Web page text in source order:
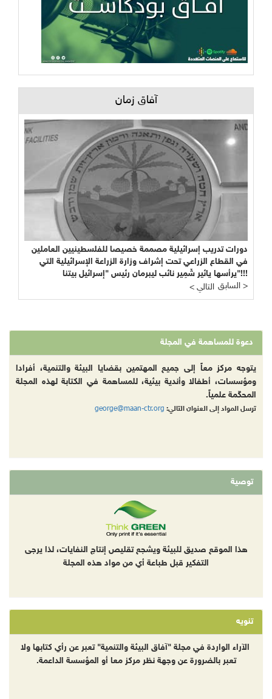
آفاق زمان
دورات تدريب إسرائيلية مصممة خصيصا للفلسطينيين العاملين
في القطاع الزراعي تحت إشراف وزارة الزراعة الإسرائيلية التي
يرأسها يائير شَمِير نائب ليبرمان رئيس "إسرائيل بيتنا"!!!
< التالي
السابق >
دعوة للمساهمة في المجلة
يتوجه مركز معاً إلى جميع المهتمين بقضايا البيئة والتنمية، أفرادا
ومؤسسات، أطفالا وأندية بيئية، للمساهمة في الكتابة لهذه المجلة
المحكّمة علمياً.
ترسل المواد إلى العنوان التالي: george@maan-ctr.org
توصية
هذا الموقع صديق للبيئة ويشجع تقليص إنتاج النفايات، لذا يرجى
التفكير قبل طباعة أي من مواد هذه المجلة
تنويه
الآراء الواردة في مجلة "آفاق البيئة والتنمية" تعبر عن رأي كتابها ولا
تعبر بالضرورة عن وجهة نظر مركز معا أو المؤسسة الداعمة.